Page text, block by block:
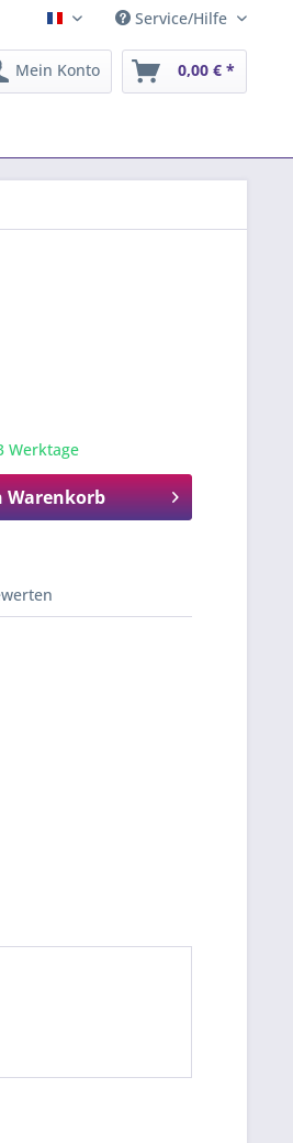
Français Service/Hilfe
Mein Konto 0,00 € *
Werktage
Warenkorb